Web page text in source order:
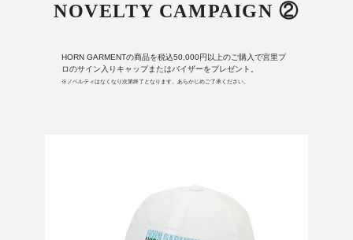
NOVELTY CAMPAIGN ②
HORN GARMENTの商品を税込50,000円以上のご購入で宮里プ
ロのサイン入りキャップまたはバイザーをプレゼント。
※ノベルティはなくなり次第終了となります。あらかじめご了承ください。